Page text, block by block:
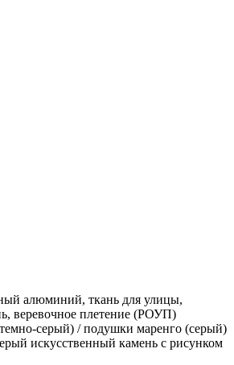
алюминий, ткань для улицы,
веревочное плетение (РОУП)
серый) / подушки маренго (серый)
искусственный камень с рисунком